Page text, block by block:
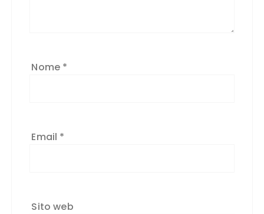
Nome *
Email *
Sito web